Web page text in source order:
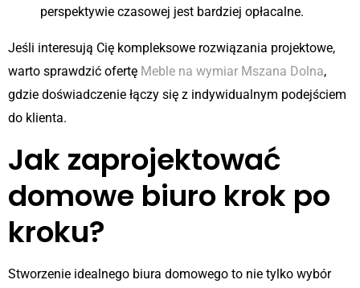
perspektywie czasowej jest bardziej opłacalne.
Jeśli interesują Cię kompleksowe rozwiązania projektowe,
warto sprawdzić ofertę Meble na wymiar Mszana Dolna,
gdzie doświadczenie łączy się z indywidualnym podejściem
do klienta.
Jak zaprojektować
domowe biuro krok po
kroku?
Stworzenie idealnego biura domowego to nie tylko wybór